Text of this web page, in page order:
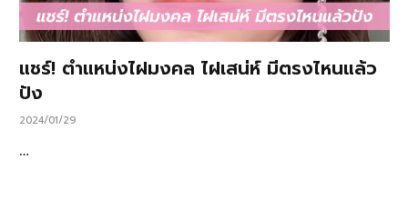
แชร์! ตำแหน่งไฝมงคล ไฝเสน่ห์ มีตรงไหนแล้ว
ปัง
2024/01/29
…